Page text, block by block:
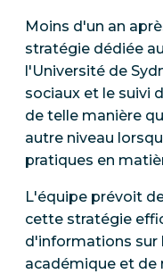
Moins d'un an
stratégie dédiée
l'Université de
sociaux et le suivi
de telle manière
autre niveau
pratiques en
L'équipe prévoit
cette stratégie
d'informations sur
académique et de